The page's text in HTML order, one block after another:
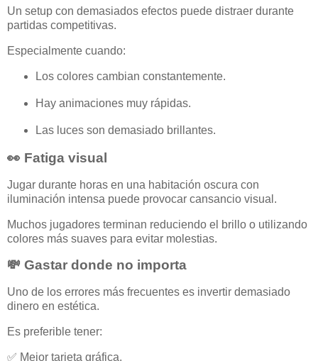
Un setup con demasiados efectos puede distraer durante
partidas competitivas.
Especialmente cuando:
Los colores cambian constantemente.
Hay animaciones muy rápidas.
Las luces son demasiado brillantes.
👀 Fatiga visual
Jugar durante horas en una habitación oscura con
iluminación intensa puede provocar cansancio visual.
Muchos jugadores terminan reduciendo el brillo o utilizando
colores más suaves para evitar molestias.
💸 Gastar donde no importa
Uno de los errores más frecuentes es invertir demasiado
dinero en estética.
Es preferible tener:
✅ Mejor tarjeta gráfica.